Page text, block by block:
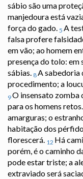
sábio são uma
manjedoura está
força do gado. 5 A
falsa profere
em vão; ao homem
presença do tolo: em
sábias. 8A sabedoria
procedimento; a
9O insensato zomba
para os homens retos.
amarguras; o
habitação dos
florescerá. 12 Há
porém, é o caminho
pode estar triste; a
extraviado será